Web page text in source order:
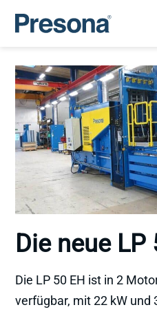
Die neue
Die LP 50 EH ist in 2
verfügbar, mit 22 kW und